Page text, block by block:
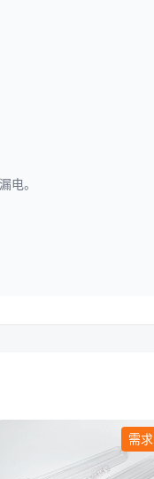
电。
需求